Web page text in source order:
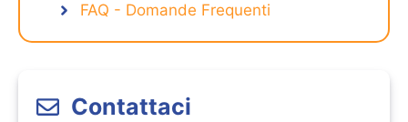
FAQ - Domande Frequenti
Contattaci